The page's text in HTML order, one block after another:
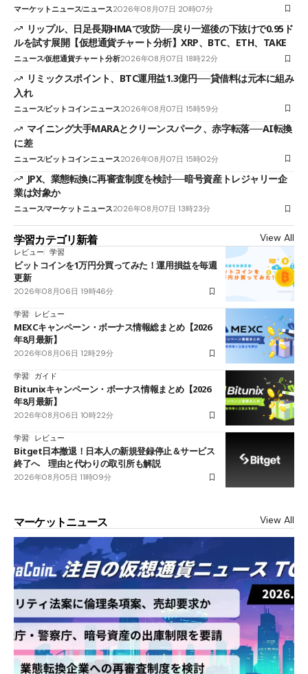
マーケットニュースニュース2026年08月07日 20時07分
リップル、日足長期HMAで攻防──戻り一巡後の下抜けで0.95ド
ルを試す展開【仮想通貨チャート分析】XRP、BTC、ETH、TAKE
ニュース仮想通貨チャート分析2026年08月07日 18時22分
リミックスポイント、BTC運用益1.3億円──貸借料は元本に組み
入れ
ニュースビットコインニュース2026年08月07日 15時59分
マイニング大手MARAとクリーンスパーク、赤字転落──AI転換
に差
ニュースビットコインニュース2026年08月07日 15時02分
JPX、業態転換に再審査制度を検討──暗号資産トレジャリー企
業は対象か
ニュースマーケットニュース2026年08月07日 13時23分
学習カテゴリ新着 View All
レビュー 学習
ビットコインを1万円分買ってみた！運用損益を毎週
更新
2026年08月06日 19時46分
学習 レビュー
MEXCキャンペーン・ボーナス情報総まとめ【2026
年8月最新】
2026年08月06日 12時29分
学習 ガイド
Bitunixキャンペーン・ボーナス情報まとめ【2026
年8月最新】
2026年08月06日 10時22分
学習 レビュー
Bitget日本撤退！日本人の新規登録停止＆サービス
終了へ 理由と代わりの取引所も解説
2026年08月05日 11時09分
マーケットニュース View All